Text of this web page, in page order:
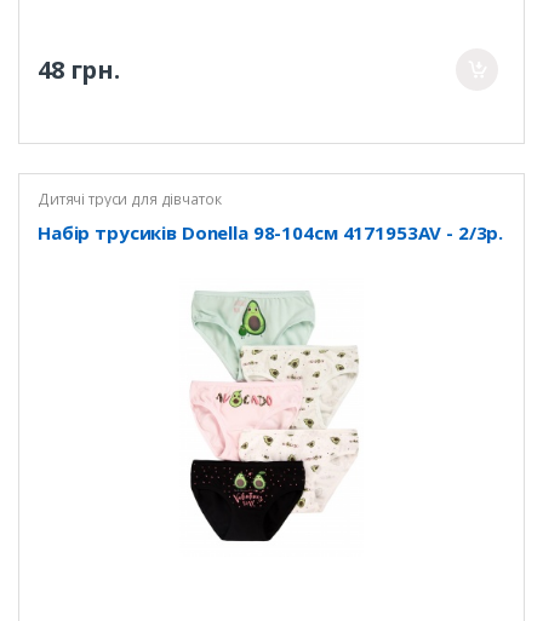
48 грн.
Дитячі труси для дівчаток
Набір трусиків Donella 98-104см 4171953AV - 2/3р.